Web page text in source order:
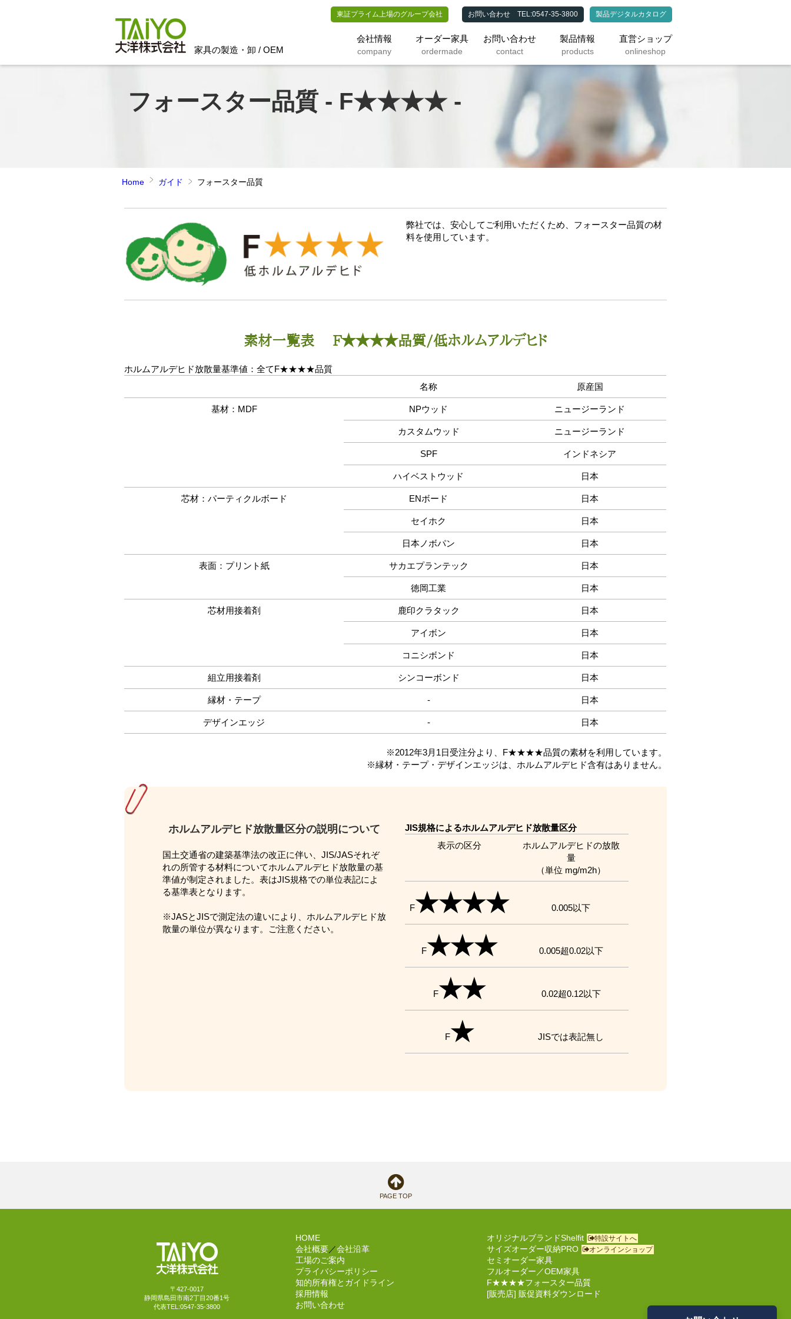
家具の製造・卸 / OEM
東証プライム上場のグループ会社 お問い合わせ TEL:0547-35-3800 製品デジタルカタログ
会社情報
company
オーダー家具
ordermade
お問い合わせ
contact
製品情報
products
直営ショップ
onlineshop
フォースター品質 - F★★★★ -
Home ガイド フォースター品質
弊社では、安心してご利用いただくため、フォースター品質の材
料を使用しています。
素材一覧表 F★★★★品質/低ホルムアルデヒド
ホルムアルデヒド放散量基準値：全てF★★★★品質
名称
原産国
基材：MDF NPウッド ニュージーランド
カスタムウッド ニュージーランド
SPF インドネシア
ハイベストウッド 日本
芯材：パーティクルボード ENボード 日本
セイホク 日本
日本ノボパン 日本
表面：プリント紙 サカエプランテック 日本
徳岡工業 日本
芯材用接着剤 鹿印クラタック 日本
アイボン 日本
コニシボンド 日本
組立用接着剤 シンコーボンド 日本
縁材・テープ - 日本
デザインエッジ - 日本
※2012年3月1日受注分より、F★★★★品質の素材を利用しています。
※縁材・テープ・デザインエッジは、ホルムアルデヒド含有はありません。
ホルムアルデヒド放散量区分の説明について
国土交通省の建築基準法の改正に伴い、JIS/JASそれぞ
れの所管する材料についてホルムアルデヒド放散量の基
準値が制定されました。表はJIS規格での単位表記によ
る基準表となります。
※JASとJISで測定法の違いにより、ホルムアルデヒド放
散量の単位が異なります。ご注意ください。
JIS規格によるホルムアルデヒド放散量区分
表示の区分
ホルムアルデヒドの放散
量
（単位 mg/m2h）
F★★★★ 0.005以下
F★★★ 0.005超0.02以下
F★★ 0.02超0.12以下
F★ JISでは表記無し
PAGE TOP
HOME
会社概要／会社沿革
工場のご案内
プライバシーポリシー
知的所有権とガイドライン
採用情報
お問い合わせ
オリジナルブランドShelfit 特設サイトへ
サイズオーダー収納PRO オンラインショップ
セミオーダー家具
フルオーダー／OEM家具
F★★★★フォースター品質
[販売店] 販促資料ダウンロード
〒427-0017
静岡県島田市南2丁目20番1号
代表TEL:0547-35-3800